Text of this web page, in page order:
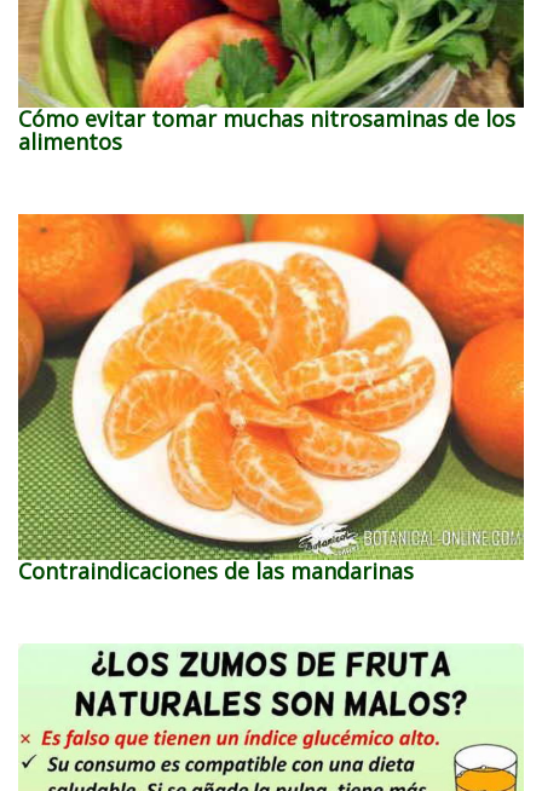
Cómo evitar tomar muchas nitrosaminas de los
alimentos
Contraindicaciones de las mandarinas